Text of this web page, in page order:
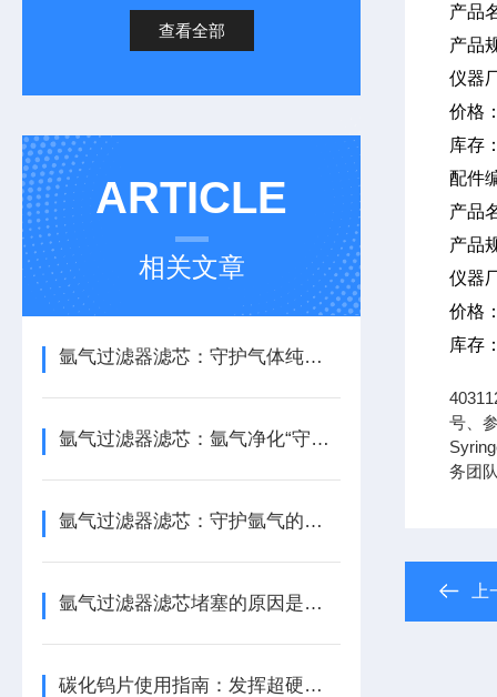
查看全部
ARTICLE
相关文章
氩气过滤器滤芯：守护气体纯度，保障系统稳定运行
氩气过滤器滤芯：氩气净化“守门人”，保障精密工艺品质
氩气过滤器滤芯：守护氩气的纯净之源
氩气过滤器滤芯堵塞的原因是什么？
碳化钨片使用指南：发挥超硬材料性能
产品
产品
仪器
价格
库存
配件
产品
产品
仪器
价格
库存
号、
务团